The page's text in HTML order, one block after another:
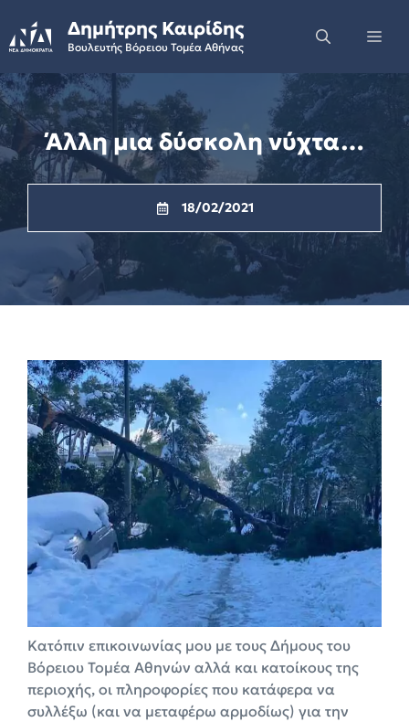
to
content
Δημήτρης Καιρίδης
Βουλευτής Βόρειου Τομέα Αθήνας
Άλλη μια δύσκολη νύχτα…
18/02/2021
Κατόπιν επικοινωνίας μου με τους Δήμους του
Βόρειου Τομέα Αθηνών αλλά και κατοίκους της
περιοχής, οι πληροφορίες που κατάφερα να
συλλέξω (και να μεταφέρω αρμοδίως) για την